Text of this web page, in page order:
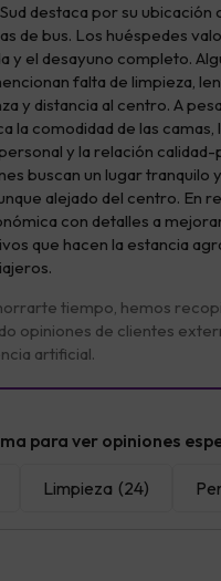
destaca por su ubicación
de bus. Los huéspedes
y el desayuno completo.
falta de limpieza,
y distancia al centro. A
la comodidad de las camas,
y la relación
buscan un lugar tranquilo
alejado del centro. En
con detalles a
que hacen la estancia
tiempo, hemos
opiniones de clientes
artificial.
para ver opiniones
Limpieza (24)